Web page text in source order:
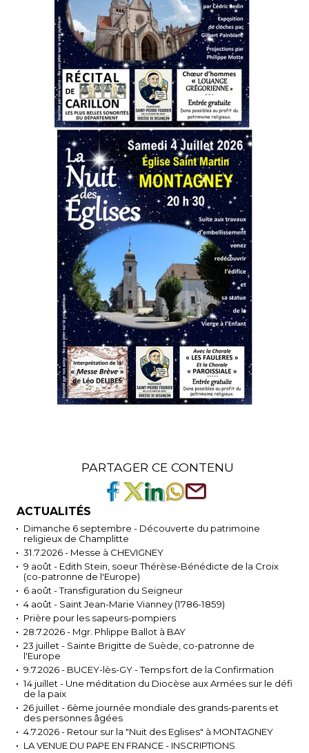
PARTAGER CE CONTENU
ACTUALITÉS
Dimanche 6 septembre - Découverte du patrimoine
religieux de Champlitte
31.7.2026 - Messe à CHEVIGNEY
9 août - Edith Stein, soeur Thérèse-Bénédicte de la Croix
(co-patronne de l'Europe)
6 août - Transfiguration du Seigneur
4 août - Saint Jean-Marie Vianney (1786-1859)
Prière pour les sapeurs-pompiers
28.7.2026 - Mgr. Phlippe Ballot à BAY
23 juillet - Sainte Brigitte de Suède, co-patronne de
l'Europe
9.7.2026 - BUCEY-lès-GY - Temps fort de la Confirmation
14 juillet - Une méditation du Diocèse aux Armées sur le défi
de la paix
26 juillet - 6ème journée mondiale des grands-parents et
des personnes âgées
4.7.2026 - Retour sur la "Nuit des Eglises" à MONTAGNEY
LA VENUE DU PAPE EN FRANCE - INSCRIPTIONS